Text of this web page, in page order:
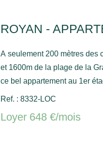
ROYAN -
A seulement 200 mètres des
et 1600m de la plage de la
ce bel appartement au 1er
placard, un séjour avec
avec placard, une salle de
commun. Chauffage électrique et ballon d'eau chaude
Ref. : 8332-LOC
Loyer 648 €/mois